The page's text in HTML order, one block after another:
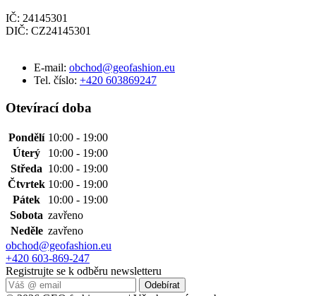
IČ: 24145301
DIČ: CZ24145301
E-mail: obchod@geofashion.eu
Tel. číslo: +420 603869247
Otevírací doba
Pondělí 10:00 - 19:00
Úterý
10:00 - 19:00
Středa 10:00 - 19:00
Čtvrtek 10:00 - 19:00
Pátek
10:00 - 19:00
Sobota zavřeno
Neděle zavřeno
obchod@geofashion.eu
+420 603-869-247
Registrujte se k odběru newsletteru
Odebírat